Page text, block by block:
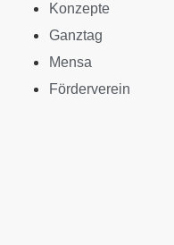
Konzepte
Ganztag
Mensa
Förderverein